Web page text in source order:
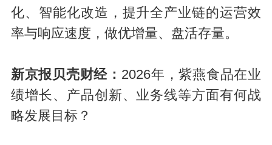
化、智能化改造，提升全产业链的运营效
率与响应速度，做优增量、盘活存量。
新京报贝壳财经： 2026年，紫燕食品在业
绩增长、产品创新、业务线等方面有何战
略发展目标？